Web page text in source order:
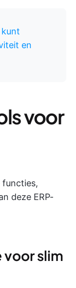
kunt
en
voor
functies,
deze ERP-
voor slim